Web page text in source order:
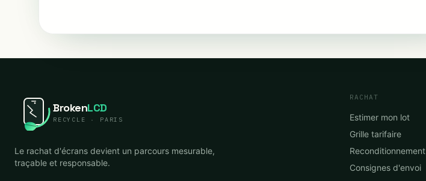
BrokenLCD
RECYCLE · PARIS
Le rachat d'écrans devient un parcours mesurable,
traçable et responsable.
RACHAT
Estimer mon lot
Grille tarifaire
Reconditionnement
Consignes d'envoi